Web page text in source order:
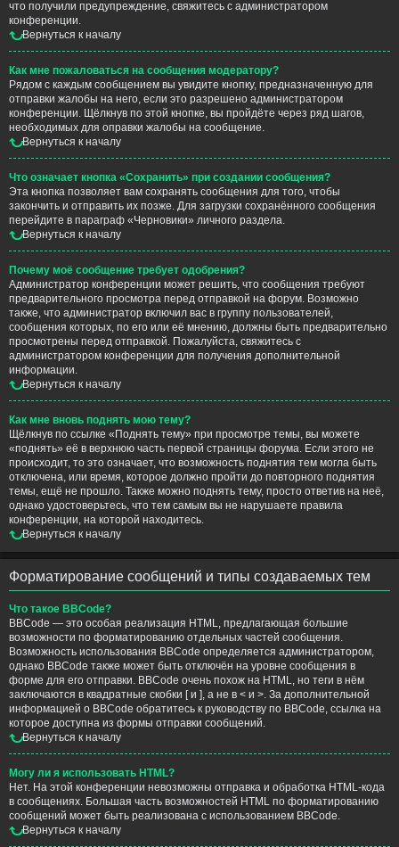
что получили предупреждение, свяжитесь с администратором
конференции.
Вернуться к началу
Как мне пожаловаться на сообщения модератору?
Рядом с каждым сообщением вы увидите кнопку, предназначенную для
отправки жалобы на него, если это разрешено администратором
конференции. Щёлкнув по этой кнопке, вы пройдёте через ряд шагов,
необходимых для оправки жалобы на сообщение.
Вернуться к началу
Что означает кнопка «Сохранить» при создании сообщения?
Эта кнопка позволяет вам сохранять сообщения для того, чтобы
закончить и отправить их позже. Для загрузки сохранённого сообщения
перейдите в параграф «Черновики» личного раздела.
Вернуться к началу
Почему моё сообщение требует одобрения?
Администратор конференции может решить, что сообщения требуют
предварительного просмотра перед отправкой на форум. Возможно
также, что администратор включил вас в группу пользователей,
сообщения которых, по его или её мнению, должны быть предварительно
просмотрены перед отправкой. Пожалуйста, свяжитесь с
администратором конференции для получения дополнительной
информации.
Вернуться к началу
Как мне вновь поднять мою тему?
Щёлкнув по ссылке «Поднять тему» при просмотре темы, вы можете
«поднять» её в верхнюю часть первой страницы форума. Если этого не
происходит, то это означает, что возможность поднятия тем могла быть
отключена, или время, которое должно пройти до повторного поднятия
темы, ещё не прошло. Также можно поднять тему, просто ответив на неё,
однако удостоверьтесь, что тем самым вы не нарушаете правила
конференции, на которой находитесь.
Вернуться к началу
Форматирование сообщений и типы создаваемых тем
Что такое BBCode?
BBCode — это особая реализация HTML, предлагающая большие
возможности по форматированию отдельных частей сообщения.
Возможность использования BBCode определяется администратором,
однако BBCode также может быть отключён на уровне сообщения в
форме для его отправки. BBCode очень похож на HTML, но теги в нём
заключаются в квадратные скобки [ и ], а не в < и >. За дополнительной
информацией о BBCode обратитесь к руководству по BBCode, ссылка на
которое доступна из формы отправки сообщений.
Вернуться к началу
Могу ли я использовать HTML?
Нет. На этой конференции невозможны отправка и обработка HTML-кода
в сообщениях. Большая часть возможностей HTML по форматированию
сообщений может быть реализована с использованием BBCode.
Вернуться к началу